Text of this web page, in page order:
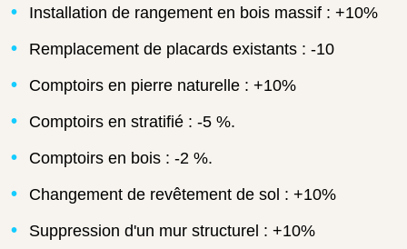
Installation de rangement en bois massif : +10%
Remplacement de placards existants : -10
Comptoirs en pierre naturelle : +10%
Comptoirs en stratifié : -5 %.
Comptoirs en bois : -2 %.
Changement de revêtement de sol : +10%
Suppression d'un mur structurel : +10%